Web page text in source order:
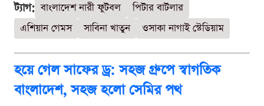
ট্যাগ: বাংলাদেশ নারী ফুটবল
পিটার বাটলার
এশিয়ান গেমস
সাবিনা খাতুন ওসাকা নাগাই স্টেডিয়াম
হয়ে গেল সাফের ড্র: সহজ গ্রুপে স্বাগতিক
বাংলাদেশ, সহজ হলো সেমির পথ